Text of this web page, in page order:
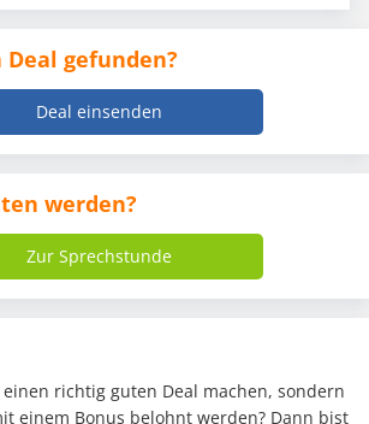
gefunden?
Deal einsenden
werden?
Zur Sprechstunde
richtig guten Deal machen, sondern
einem Bonus belohnt werden? Dann bist